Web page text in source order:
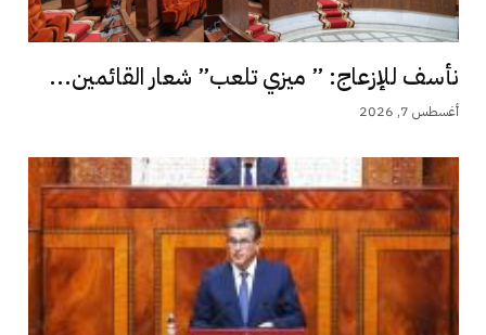
نأسف للإزعاج: ” ميزي تلعب” شعار القائمين...
أغسطس 7, 2026